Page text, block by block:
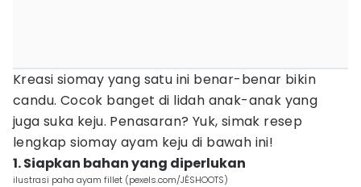
Kreasi siomay yang satu ini benar-benar bikin
candu. Cocok banget di lidah anak-anak yang
juga suka keju. Penasaran? Yuk, simak resep
lengkap siomay ayam keju di bawah ini!
1. Siapkan bahan yang diperlukan
ilustrasi paha ayam fillet (pexels.com/JÉSHOOTS)